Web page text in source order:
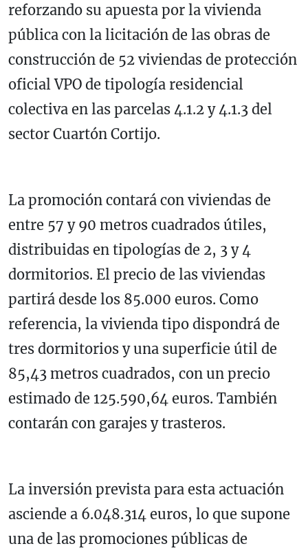
reforzando su apuesta por la vivienda
pública con la licitación de las obras de
construcción de 52 viviendas de protección
oficial VPO de tipología residencial
colectiva en las parcelas 4.1.2 y 4.1.3 del
sector Cuartón Cortijo.
La promoción contará con viviendas de
entre 57 y 90 metros cuadrados útiles,
distribuidas en tipologías de 2, 3 y 4
dormitorios. El precio de las viviendas
partirá desde los 85.000 euros. Como
referencia, la vivienda tipo dispondrá de
tres dormitorios y una superficie útil de
85,43 metros cuadrados, con un precio
estimado de 125.590,64 euros. También
contarán con garajes y trasteros.
La inversión prevista para esta actuación
asciende a 6.048.314 euros, lo que supone
una de las promociones públicas de